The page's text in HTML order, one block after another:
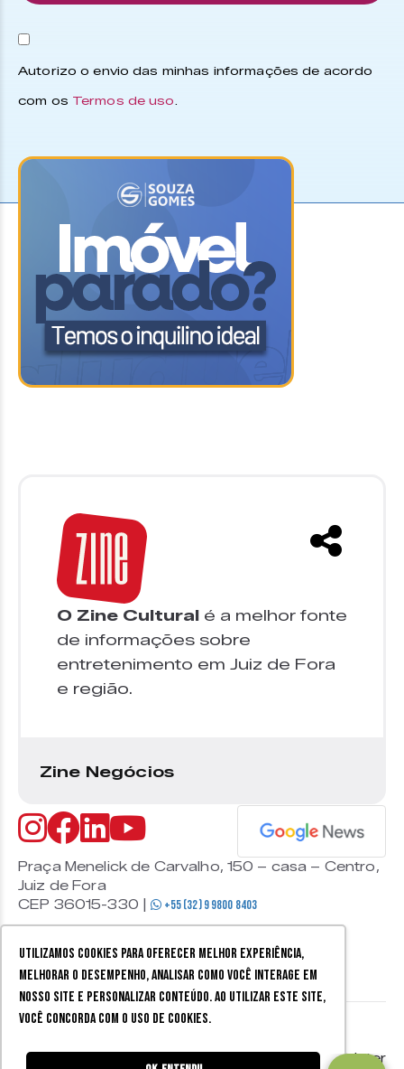
Utilizamos cookies para oferecer melhor experiência,
melhorar o desempenho, analisar como você interage em
nosso site e personalizar conteúdo. Ao utilizar este site,
você concorda com o uso de cookies.
Autorizo o envio das minhas informações de acordo
com os Termos de uso.
O Zine Cultural é a melhor fonte
de informações sobre
entretenimento em Juiz de Fora
e região.
Zine Negócios
Praça Menelick de Carvalho, 150 – casa – Centro,
Juiz de Fora
CEP 36015-330 |
+55 (32) 9 9800 8403
Mobister